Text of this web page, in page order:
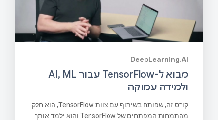
DeepLearning.AI
מבוא ל-TensorFlow עבור AI, ML
ולמידה עמוקה
קורס זה, שפותח בשיתוף עם צוות TensorFlow, הוא חלק
מהתמחות המפתחים של TensorFlow והוא ילמד אותך